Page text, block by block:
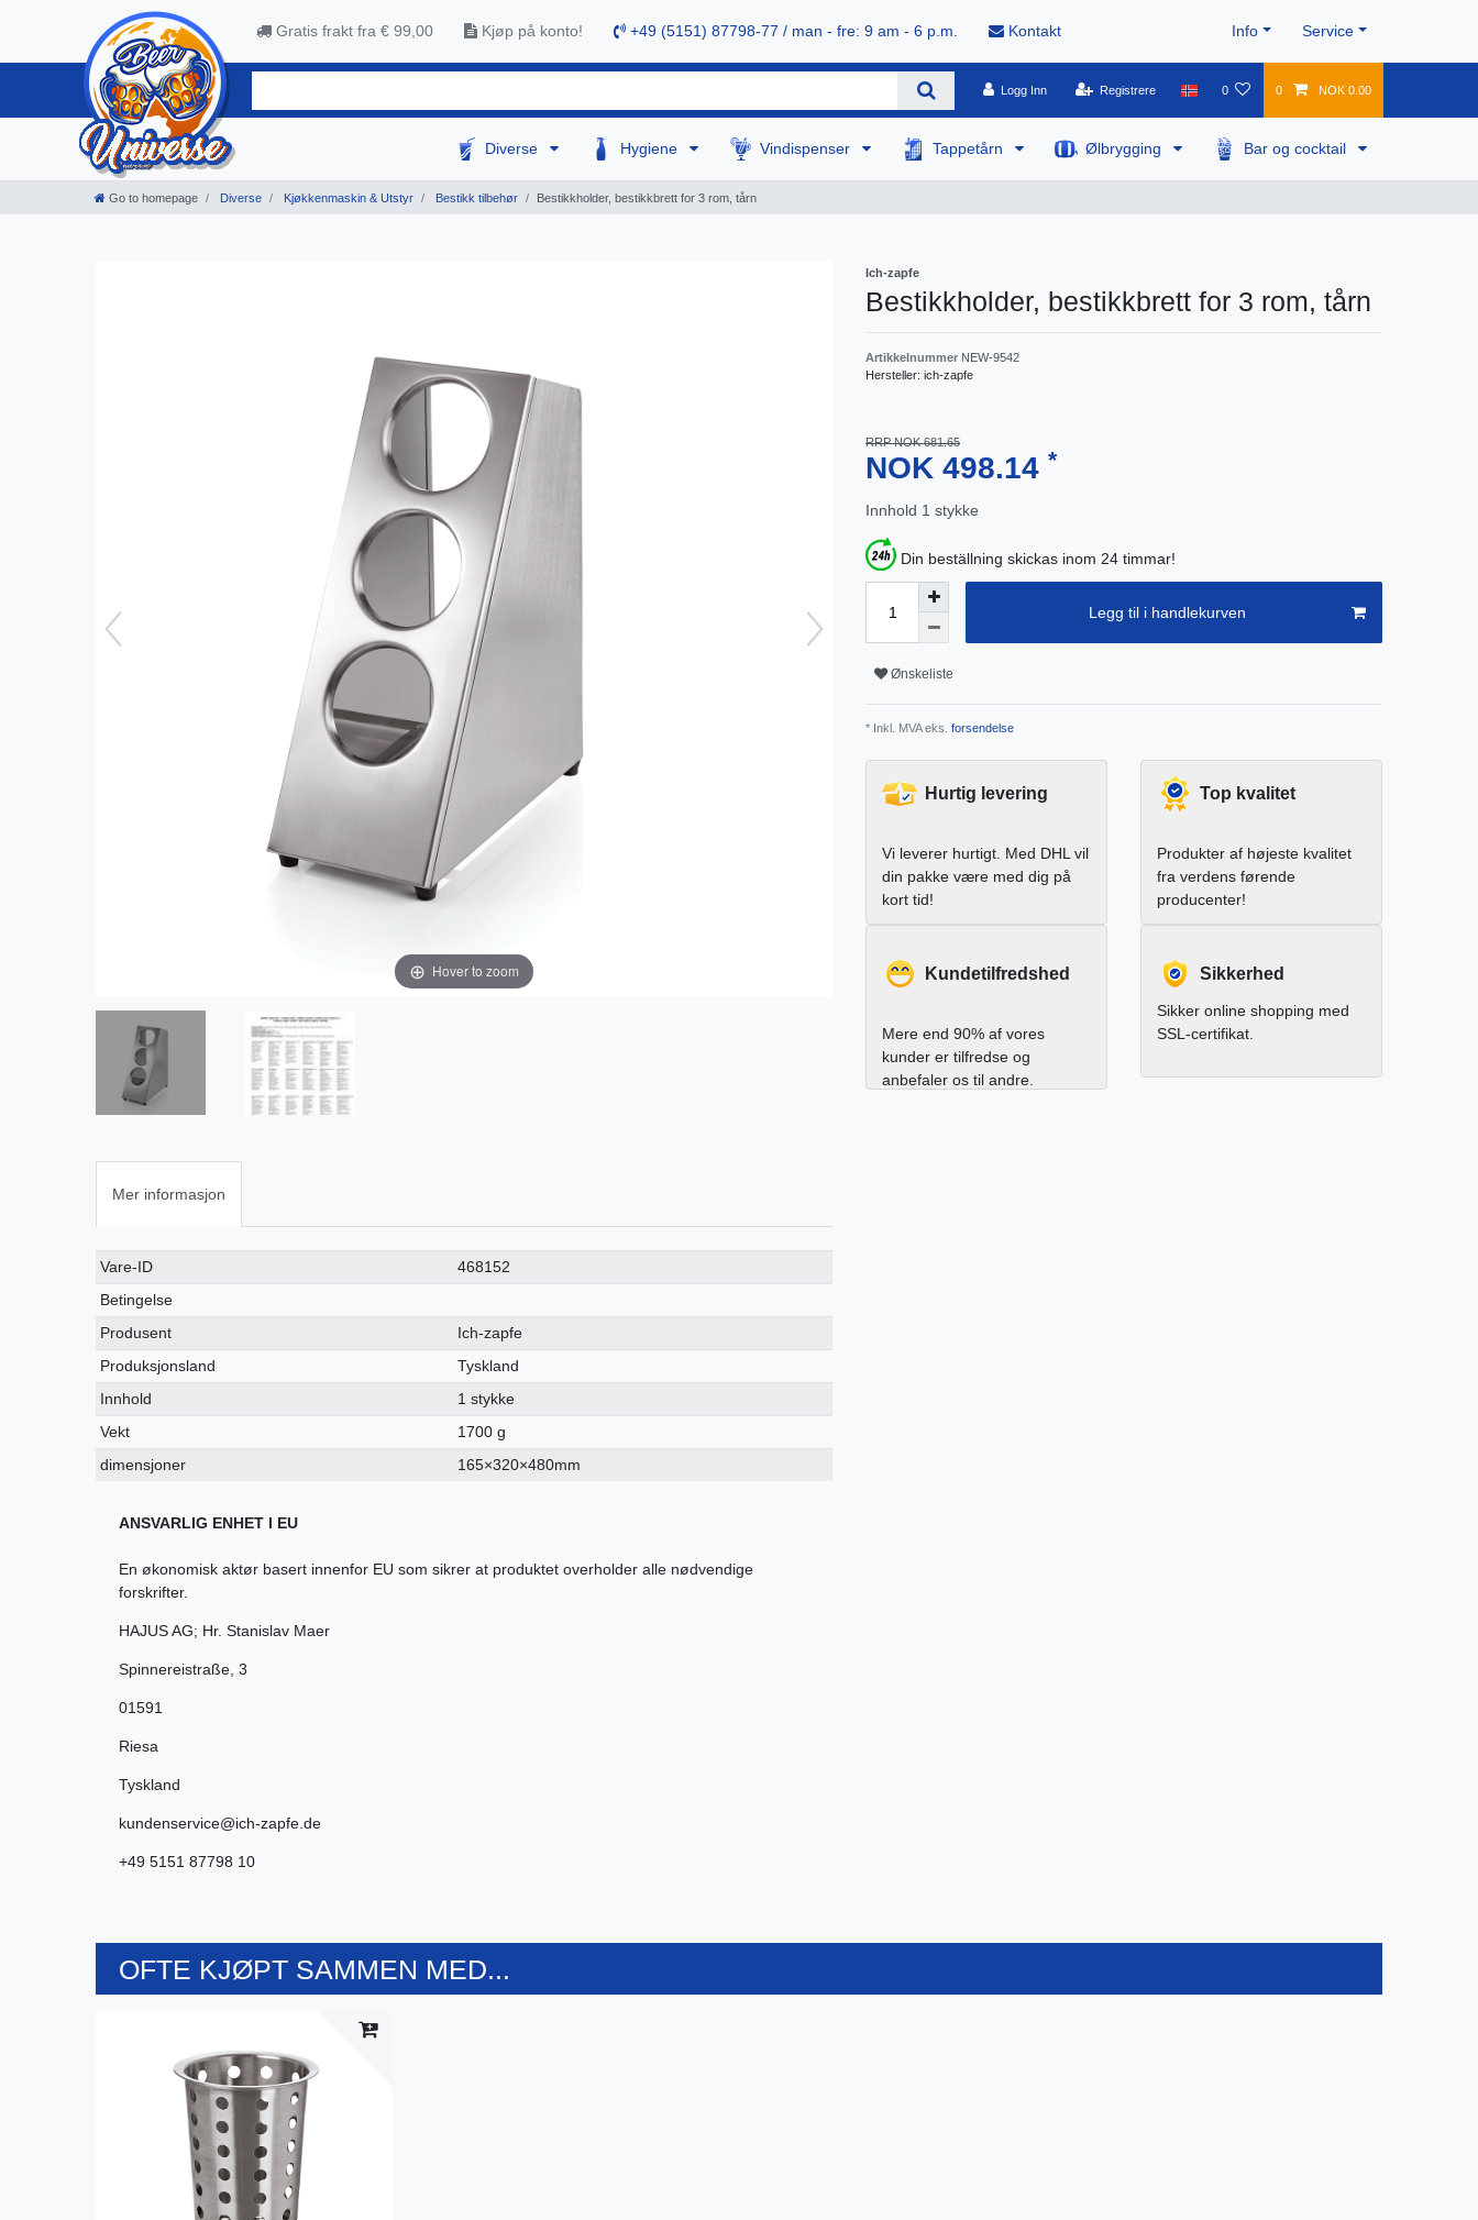
Gratis frakt fra € 99,00 Kjøp på konto! +49 (5151) 87798-77 / man - fre: 9 am - 6 p.m. Kontakt Info Service
Logg Inn Registrere 0 0 NOK 0.00
Diverse Hygiene Vindispenser Tappetårn Ølbrygging Bar og cocktail
Go to homepage Diverse Kjøkkenmaskin & Utstyr Bestikk tilbehør Bestikkholder, bestikkbrett for 3 rom, tårn
Hover to zoom
Mer informasjon
Ceres::Template.singleItemTechnicalDataAttribute
Ceres::Template.singleItemTechnicalDataValue
Vare-ID
468152
Betingelse
Produsent
Ich-zapfe
Produksjonsland
Tyskland
Innhold
1 stykke
Vekt
1700 g
dimensjoner
165×320×480mm
ANSVARLIG ENHET I EU
En økonomisk aktør basert innenfor EU som sikrer at produktet overholder alle nødvendige
forskrifter.
HAJUS AG; Hr. Stanislav Maer
Spinnereistraße 3
01591
Riesa
Tyskland
kundenservice@ich-zapfe.de
+49 5151 87798 10
Ich-zapfe
Bestikkholder, bestikkbrett for 3 rom, tårn
Artikkelnummer NEW-9542
Hersteller: ich-zapfe
RRP NOK 681.65
NOK 498.14 *
Innhold 1 stykke
Din beställning skickas inom 24 timmar!
Legg til i handlekurven
Ønskeliste
* Inkl. MVA eks. forsendelse
Hurtig levering
Vi leverer hurtigt. Med DHL vil
din pakke være med dig på
kort tid!
Top kvalitet
Produkter af højeste kvalitet
fra verdens førende
producenter!
Kundetilfredshed
Mere end 90% af vores
kunder er tilfredse og
anbefaler os til andre.
Sikkerhed
Sikker online shopping med
SSL-certifikat.
OFTE KJØPT SAMMEN MED...